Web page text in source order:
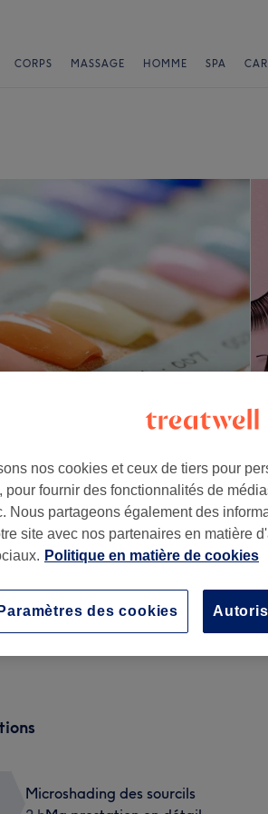
CORPS MASSAGE HOMME SPA
, 59494
Microshading des sourcils
Microshading des sourcils
nos cookies et ceux de tiers pour
pour fournir des fonctionnalités de
Nous partageons également des
site avec nos partenaires en matière
Politique en matière de cookies
Paramètres des cookies